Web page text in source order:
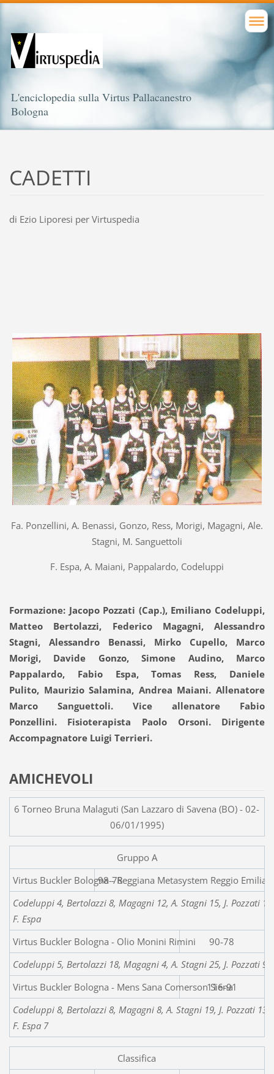
L'enciclopedia sulla Virtus Pallacanestro
Bologna
CADETTI
di Ezio Liporesi per Virtuspedia
Fa. Ponzellini, A. Benassi, Gonzo, Ress, Morigi, Magagni, Ale.
Stagni, M. Sanguettoli
F. Espa, A. Maiani, Pappalardo, Codeluppi
Formazione: Jacopo Pozzati (Cap.), Emiliano Codeluppi,
Matteo Bertolazzi, Federico Magagni, Alessandro
Stagni, Alessandro Benassi, Mirko Cupello, Marco
Morigi, Davide Gonzo, Simone Audino, Marco
Pappalardo, Fabio Espa, Tomas Ress, Daniele
Pulito, Maurizio Salamina, Andrea Maiani. Allenatore
Marco Sanguettoli. Vice allenatore Fabio
Ponzellini. Fisioterapista Paolo Orsoni. Dirigente
Accompagnatore Luigi Terrieri.
AMICHEVOLI
6 Torneo Bruna Malaguti (San Lazzaro di Savena (BO) - 02-
06/01/1995)
Gruppo A
Virtus Buckler Bologna -
98-78
Codeluppi 4, Bertolazzi 8, Magagni 12, A. Stagni 15, J. Pozzati
F. Espa
Virtus Buckler Bologna - Olio Monini Rimini
90-78
Codeluppi 5, Bertolazzi 18, Magagni 4, A. Stagni 25, J. Pozzati
Virtus Buckler Bologna - Mens Sana Comerson Siena
116-91
Codeluppi 8, Bertolazzi 8, Magagni 8, A. Stagni 19, J. Pozzati
F. Espa 7
Classifica